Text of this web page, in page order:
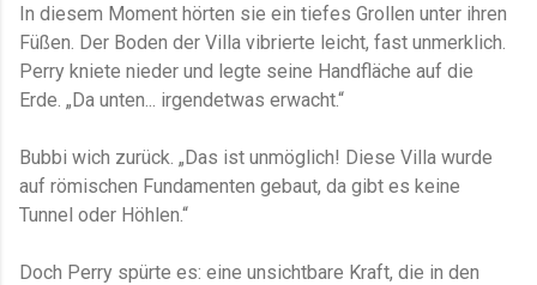
In diesem Moment hörten sie ein tiefes Grollen unter ihren
Füßen. Der Boden der Villa vibrierte leicht, fast unmerklich.
Perry kniete nieder und legte seine Handfläche auf die
Erde. „Da unten... irgendetwas erwacht.“
Bubbi wich zurück. „Das ist unmöglich! Diese Villa wurde
auf römischen Fundamenten gebaut, da gibt es keine
Tunnel oder Höhlen.“
Doch Perry spürte es: eine unsichtbare Kraft, die in den